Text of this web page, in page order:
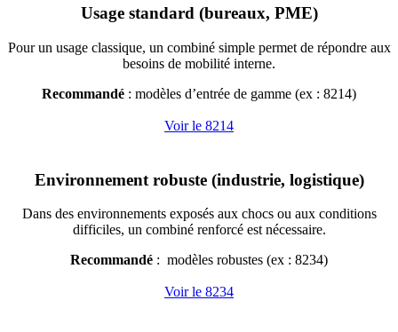
Usage standard (bureaux, PME)
Pour un usage classique, un combiné simple permet de répondre aux
besoins de mobilité interne.
Recommandé : modèles d’entrée de gamme (ex : 8214)
Voir le 8214
Environnement robuste (industrie, logistique)
Dans des environnements exposés aux chocs ou aux conditions
difficiles, un combiné renforcé est nécessaire.
Recommandé : modèles robustes (ex : 8234)
Voir le 8234